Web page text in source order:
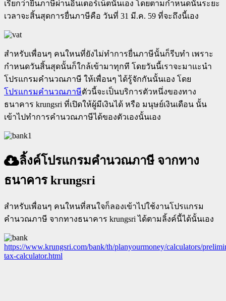
เรียกว่ายืนภาษีผ่านอินเตอร์เน็ตนั้นเอง โดยตามกำหนดนั้นระยะ
เวลาจะสิ้นสุดการยื่นภาษีคือ วันที่ 31 มี.ค. 59 ที่จะถึงนี้เอง
สำหรับเพื่อนๆ คนใหนที่ยังไม่ทำการยื่นภาษีนั้นก็รีบทำ เพราะ
กำหนดวันสิ้นสุดนั้นก็ใกล้เข้ามาทุกที โดยวันนี้เราจะมาแะนำ
โปรแกรมคำนวณภาษี ให้เพื่อนๆ ได้รู้จักกันนั้นเอง โดย
โปรแกรมคำนวณภาษีตัวนี้จะเป็นบริการตัวหนึ่งของทาง
ธนาคาร krungsri ที่เปิดให้ผู้มีเงินได้ หรือ มนุษย์เงินเดือน นั้น
เข้าไปทำการคำนวณภาษีได้ของตัวเองนั้นเอง
ลิ้งค์โปรแกรมคำนวณภาษี จากทาง
ธนาคาร krungsri
สำหรับเพื่อนๆ คนใหนที่สนใจก็ลองเข้าไปใช้งานโปรแกรม
คำนวณภาษี จากทางธนาคาร krungsri ได้ตามลิ้งค์นี้ได้นั้นเอง
https://www.krungsri.com/bank/th/planyourmoney/calculators/
tax-calculator.html